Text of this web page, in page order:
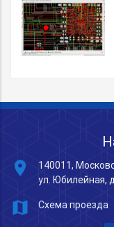
place
140011,
ул. Юбилейная,
map Схема проезда